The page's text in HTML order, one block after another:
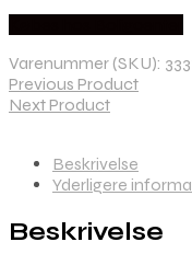
Varenummer (SKU):
Previous Product
Next Product
Beskrivelse
Yderligere
Beskrivelse